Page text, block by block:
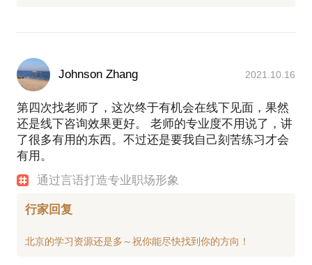
Johnson Zhang 2021.10.16
第四次找老师了，这次终于有机会在线下见面，果然
还是线下咨询效果更好。 老师的专业度不用说了，讲
了很多有用的东西。不过还是要我自己刻苦练习才会
有用。
通过言语打造专业职场形象
行家回复